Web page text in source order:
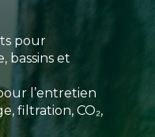
pour
bassins et
l’entretien
filtration, CO₂,